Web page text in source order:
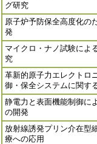
グ研究
原子炉予防保全高度化の
発
マイクロ・ナノ試験によ
究
革新的原子力エレクトロ
御・保全システムに関す
静電力と表面機能制御に
の開発
放射線誘発プリン介在型
療への応用